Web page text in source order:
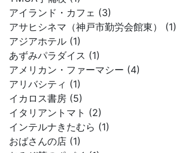
アイランド・カフェ (3)
アサヒシネマ（神戸市勤労会館東） (1)
アジアホテル (1)
あずみパラダイス (1)
アメリカン・ファーマシー (4)
アリバシティ (1)
イカロス書房 (5)
イタリアントマト (2)
インテルナきたむら (1)
おばさんの店 (1)